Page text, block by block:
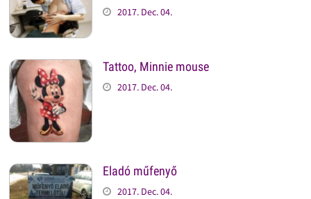
2017. Dec. 04.
Tattoo, Minnie mouse
2017. Dec. 04.
Eladó műfenyő
2017. Dec. 04.